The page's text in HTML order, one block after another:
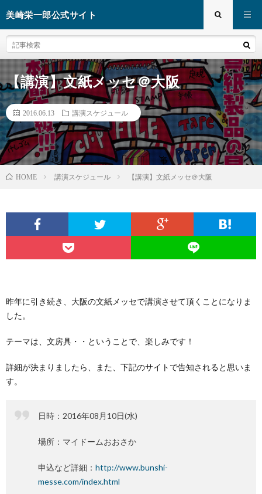
美崎栄一郎公式サイト
【講演】文紙メッセ＠大阪
2016.06.13 講演スケジュール
HOME 講演スケジュール 【講演】文紙メッセ＠大阪
昨年に引き続き、大阪の文紙メッセで講演させて頂くことになりま
した。
テーマは、文房具・・ということで、楽しみです！
詳細が決まりましたら、また、下記のサイトで告知されると思いま
す。
日時：2016年08月10日(水)
場所：マイドームおおさか
申込など詳細： http://www.bunshi-
messe.com/index.html